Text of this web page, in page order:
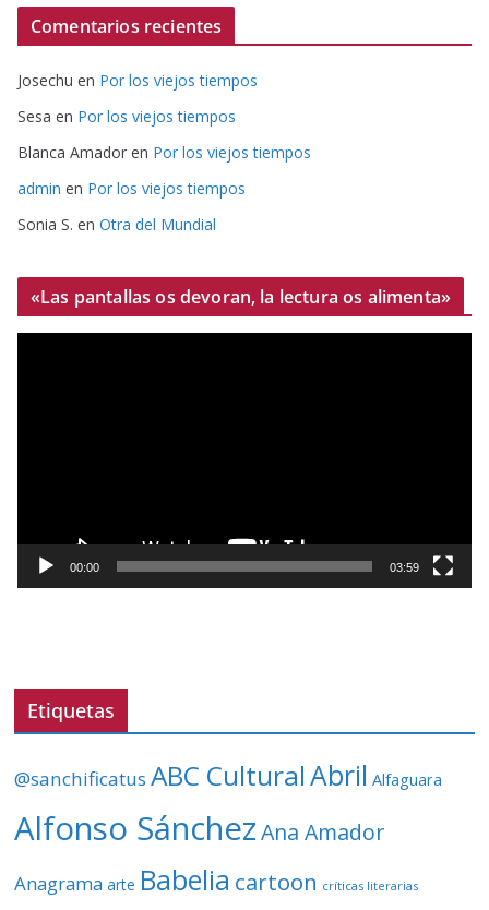
Comentarios recientes
Josechu en Por los viejos tiempos
Sesa en Por los viejos tiempos
Blanca Amador en Por los viejos tiempos
admin en Por los viejos tiempos
Sonia S. en Otra del Mundial
«Las pantallas os devoran, la lectura os alimenta»
o
í
e
00:00 03:59
Etiquetas
@sanchificatus ABC CulturalAbril Alfaguara
Alfonso Sánchez Ana Amador
Anagrama arte Babelia cartoon críticas literarias